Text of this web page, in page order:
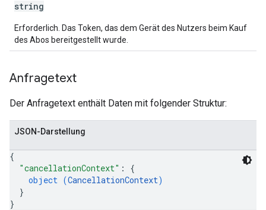
string
Erforderlich. Das Token, das dem Gerät des Nutzers beim Kauf
des Abos bereitgestellt wurde.
Anfragetext
Der Anfragetext enthält Daten mit folgender Struktur:
JSON-Darstellung
{
"cancellationContext" : {
object (CancellationContext)
}
}